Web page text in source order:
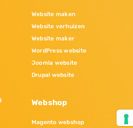
Website maken
Website verhuizen
Website maker
WordPress website
Joomla website
Drupal website
Webshop
Magento webshop